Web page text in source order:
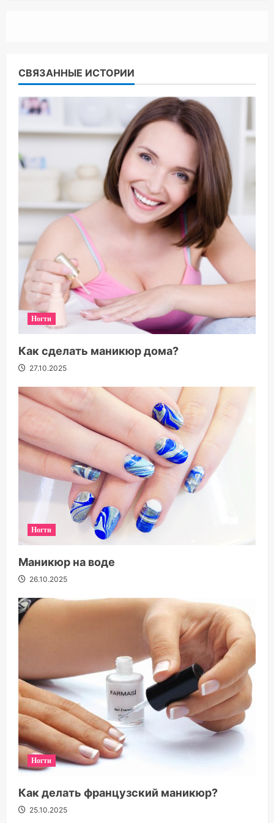
СВЯЗАННЫЕ ИСТОРИИ
Ногти
Как сделать маникюр дома?
27.10.2025
Ногти
Маникюр на воде
26.10.2025
Ногти
Как делать французский маникюр?
25.10.2025